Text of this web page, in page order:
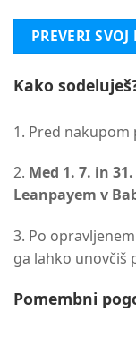
PREVERI
Kako
1. Pred nakupom
2. Med 1. 7. in
Leanpayem v
3. Po
ga lahko unovčiš
Pomembni